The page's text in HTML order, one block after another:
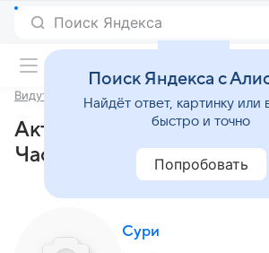
Поиск Яндекса
Видуталаи. Часть 1
Актеры и роли фильма
Часть 1» (2023)
Сури
Поиск Яндекса с
Найдёт ответ, картинку или
быстро и точно
Попробовать